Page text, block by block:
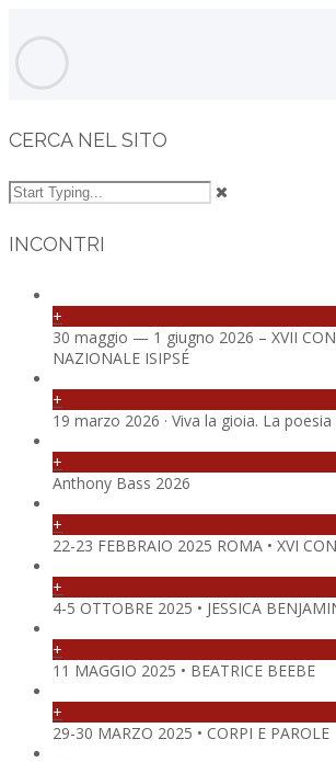
CERCA NEL SITO
INCONTRI
+
30 maggio — 1 giugno 2026 – XVII
NAZIONALE ISIPSÉ
+
19 marzo 2026 · Viva la gioia. La
+
Anthony Bass 2026
+
22-23 FEBBRAIO 2025 ROMA • XVI
+
4-5 OTTOBRE 2025 • JESSICA
+
11 MAGGIO 2025 • BEATRICE BEEBE
+
29-30 MARZO 2025 • CORPI E PAROLE